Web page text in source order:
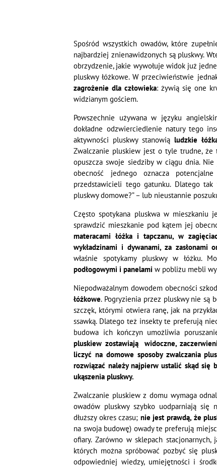
Spośród wszystkich owadów, które
najbardziej znienawidzonych są pluskwy.
obrzydzenie, jakie wywołuje widok już
pluskwy łóżkowe. W przeciwieństwie
zagrożenie dla człowieka: żywią się one
widzianym gościem.
Powszechnie używana w języku
dokładne odzwierciedlenie natury tego
aktywności pluskwy stanowią ludzkie
Zwalczanie pluskiew jest o tyle trudne,
opuszcza swoje siedziby w ciągu dnia.
obecność jednego oznacza
przedstawicieli tego gatunku. Dlatego
pluskwy domowe?” – lub nieustannie
Często spotykana pluskwa w mieszkaniu
sprawdzić mieszkanie pod kątem jej
materacami łóżka i tapczanu, w
wykładzinami i dywanami, za zasłonami
właśnie spotykamy pluskwy w łóżku.
podłogowymi i panelami w pobliżu mebli
Niepodważalnym dowodem obecności
łóżkowe. Pogryzienia przez pluskwy nie są
szczęk, którymi otwiera ranę, jak na
ssawką. Dlatego też insekty te preferują
budowa ich kończyn umożliwia
pluskiew zostawiają widoczne,
liczyć na domowe sposoby zwalczania
rozwiązać należy najpierw ustalić skąd się
ukąszenia pluskwy.
Zwalczanie pluskiew z domu wymaga
owadów pluskwy szybko uodparniają
dłuższy okres czasu; nie jest prawdą, że
na swoja budowę) owady te preferują
ofiary. Zarówno w sklepach
których można spróbować pozbyć się
odpowiedniej wiedzy, umiejętności i